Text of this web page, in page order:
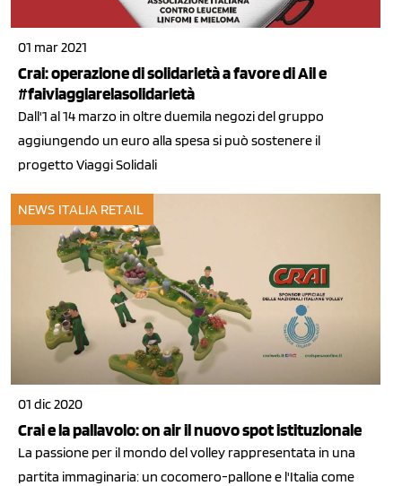
01 mar 2021
Crai: operazione di solidarietà a favore di Ail e
#faiviaggiarelasolidarietà
Dall'1 al 14 marzo in oltre duemila negozi del gruppo
aggiungendo un euro alla spesa si può sostenere il
progetto Viaggi Solidali
NEWS ITALIA RETAIL
01 dic 2020
Crai e la pallavolo: on air il nuovo spot istituzionale
La passione per il mondo del volley rappresentata in una
partita immaginaria: un cocomero-pallone e l'Italia come